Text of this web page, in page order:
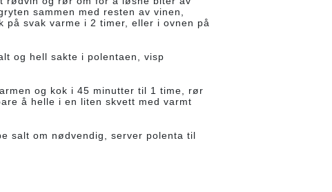
sammen med resten av vinen,
på svak varme i 2 timer, eller i ovnen på
og hell sakte i polentaen, visp
og kok i 45 minutter til 1 time, rør
å helle i en liten skvett med varmt
salt om nødvendig, server polenta til